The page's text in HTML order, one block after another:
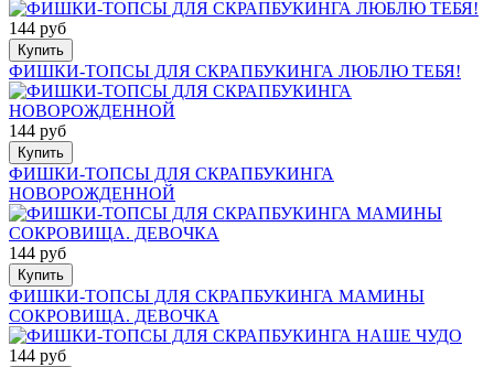
144 руб
Купить
ФИШКИ-ТОПСЫ ДЛЯ СКРАПБУКИНГА ЛЮБЛЮ ТЕБЯ!
144 руб
Купить
ФИШКИ-ТОПСЫ ДЛЯ СКРАПБУКИНГА
НОВОРОЖДЕННОЙ
144 руб
Купить
ФИШКИ-ТОПСЫ ДЛЯ СКРАПБУКИНГА МАМИНЫ
СОКРОВИЩА. ДЕВОЧКА
144 руб